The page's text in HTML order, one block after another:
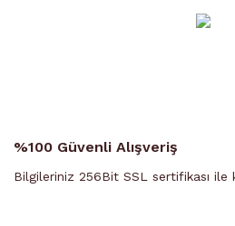
%100 Güvenli Alışveriş
Bilgileriniz 256Bit SSL sertifikası ile